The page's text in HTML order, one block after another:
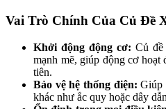
Vai Trò Chính Của Củ Đề
Khởi động động cơ: Củ
mạnh mẽ, giúp động cơ
tiên.
Bảo vệ hệ thống điện: Giúp
khác như ắc quy hoặc dây